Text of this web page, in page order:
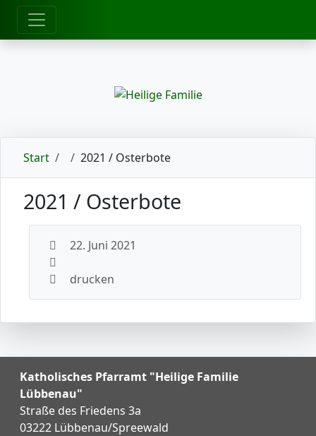
zum Inhalt
Start 2021 / Osterbote
2021 / Osterbote
22. Juni 2021
drucken
Katholisches Pfarramt "Heilige Familie
Lübbenau"
Straße des Friedens 3a
03222 Lübbenau/Spreewald